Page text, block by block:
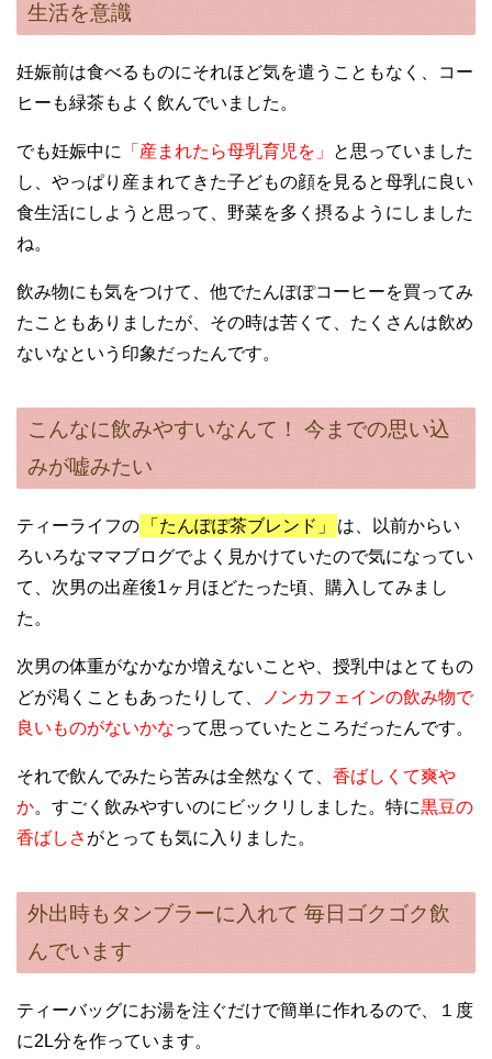
生活を意識
妊娠前は食べるものにそれほど気を遣うこともなく、コー
ヒーも緑茶もよく飲んでいました。
でも妊娠中に 「産まれたら母乳育児を」
と思っていました
し、やっぱり産まれてきた子どもの顔を見ると母乳に良い
食生活にしようと思って、野菜を多く摂るようにしました
ね。
飲み物にも気をつけて、他でたんぽぽコーヒーを買ってみ
たこともありましたが、その時は苦くて、たくさんは飲め
ないなという印象だったんです。
こんなに飲みやすいなんて！ 今までの思い込
みが嘘みたい
ティーライフの 「たんぽぽ茶ブレンド」
は、以前からい
ろいろなママブログでよく見かけていたので気になってい
て、次男の出産後1ヶ月ほどたった頃、購入してみまし
た。
次男の体重がなかなか増えないことや、授乳中はとてもの
どが渇くこともあったりして、
ノンカフェインの飲み物で
良いものがないかなって思っていたところだったんです。
それで飲んでみたら苦みは全然なくて、 香ばしくて爽や
か。すごく飲みやすいのにビックリしました。特に黒豆の
香ばしさ がとっても気に入りました。
外出時もタンブラーに入れて 毎日ゴクゴク飲
んでいます
ティーバッグにお湯を注ぐだけで簡単に作れるので、１度
に2L分を作っています。